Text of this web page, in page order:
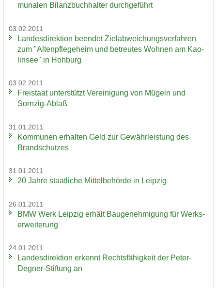
mu­na­len Bi­lanz­buch­hal­ter durch­ge­führt
03.02.2011
Lan­des­di­rek­ti­on be­en­det Ziel­ab­wei­chungs­ver­fah­ren
zum "Al­ten­pfle­ge­heim und be­treu­tes Woh­nen am Kao­
lin­see" in Hoh­burg
03.02.2011
Frei­staat un­ter­stützt Ver­ei­ni­gung von Mü­geln und
Sornzig-​Ablaß
31.01.2011
Kom­mu­nen er­hal­ten Geld zur Ge­währ­leis­tung des
Brand­schut­zes
31.01.2011
20 Jahre staat­li­che Mit­tel­be­hör­de in Leip­zig
26.01.2011
BMW Werk Leip­zig er­hält Bau­ge­neh­mi­gung für Werks­
er­wei­te­rung
24.01.2011
Lan­des­di­rek­ti­on er­kennt Rechts­fä­hig­keit der Peter-​
Degner-Stiftung an